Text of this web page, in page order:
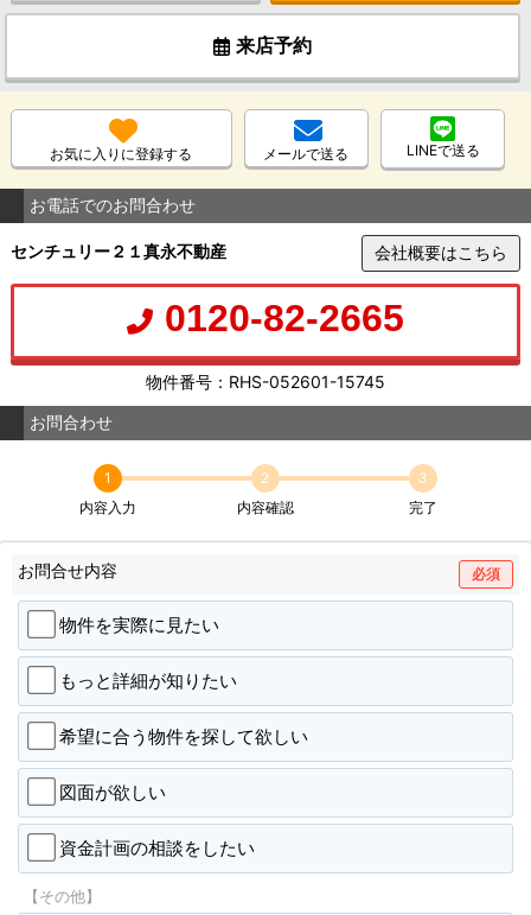
来店予約
お気に入りに登録する メールで送る LINEで送る
お電話でのお問合わせ
センチュリー２１真永不動産 会社概要はこちら
0120-82-2665
物件番号：RHS-052601-15745
お問合わせ
1
内容入力
2
内容確認
3
完了
お問合せ内容 必須
物件を実際に見たい
もっと詳細が知りたい
希望に合う物件を探して欲しい
図面が欲しい
資金計画の相談をしたい
【その他】